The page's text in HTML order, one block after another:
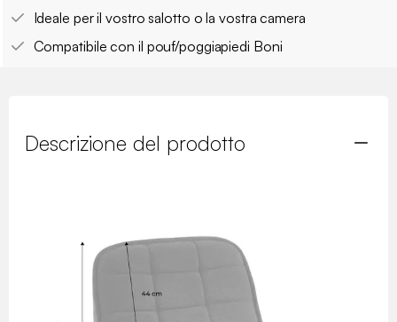
Ideale per il vostro salotto o la vostra camera
Compatibile con il pouf/poggiapiedi Boni
Descrizione del prodotto